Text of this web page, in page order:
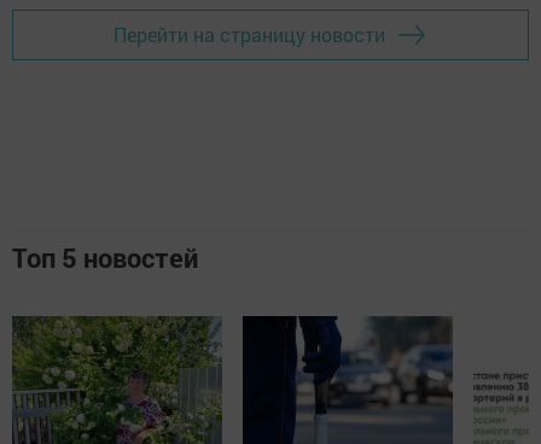
Перейти на страницу новости
Топ 5 новостей